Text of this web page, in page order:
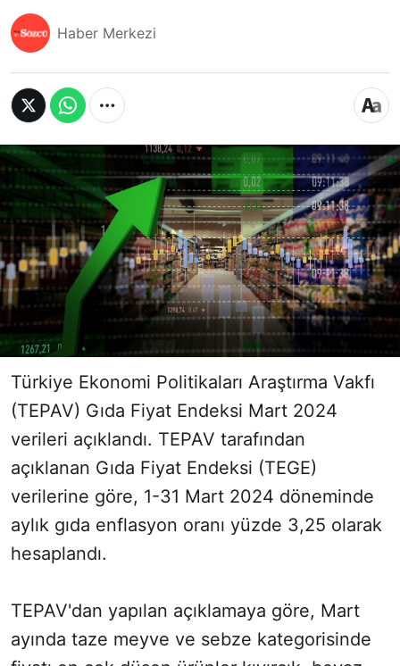
Haber Merkezi
Türkiye Ekonomi Politikaları Araştırma Vakfı
(TEPAV) Gıda Fiyat Endeksi Mart 2024
verileri açıklandı. TEPAV tarafından
açıklanan Gıda Fiyat Endeksi (TEGE)
verilerine göre, 1-31 Mart 2024 döneminde
aylık gıda enflasyon oranı yüzde 3,25 olarak
hesaplandı.
TEPAV'dan yapılan açıklamaya göre, Mart
ayında taze meyve ve sebze kategorisinde